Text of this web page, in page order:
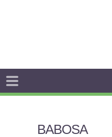
BABOSA